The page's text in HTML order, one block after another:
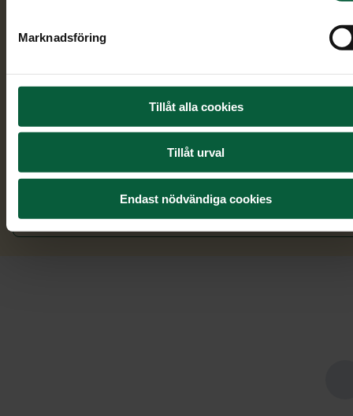
Marknadsföring
Tillåt alla cookies
Tillåt urval
Endast nödvändiga cookies
Du är alltid varmt välkommen att höra av dig
att vi ska hjälpa dig med gravsten.